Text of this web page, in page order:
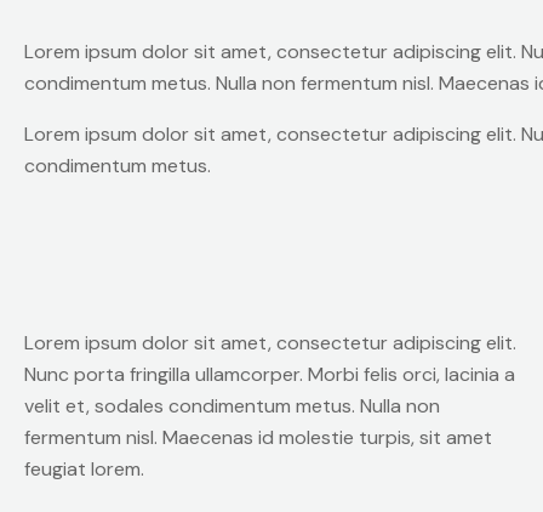
Lorem ipsum dolor sit amet, consectetur adipiscing elit.
condimentum metus. Nulla non fermentum nisl.
Lorem ipsum dolor sit amet, consectetur adipiscing elit.
condimentum metus.
Lorem ipsum dolor sit amet, consectetur adipiscing elit.
Nunc porta fringilla ullamcorper. Morbi felis orci, lacinia a
velit et, sodales condimentum metus. Nulla non
fermentum nisl. Maecenas id molestie turpis, sit amet
feugiat lorem.